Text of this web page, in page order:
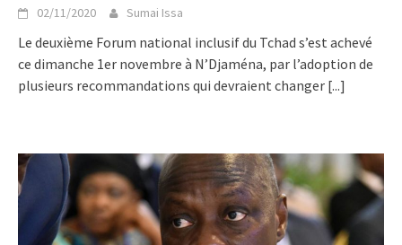
02/11/2020 Sumai Issa
Le deuxième Forum national inclusif du Tchad s’est achevé
ce dimanche 1er novembre à N’Djaména, par l’adoption de
plusieurs recommandations qui devraient changer [...]